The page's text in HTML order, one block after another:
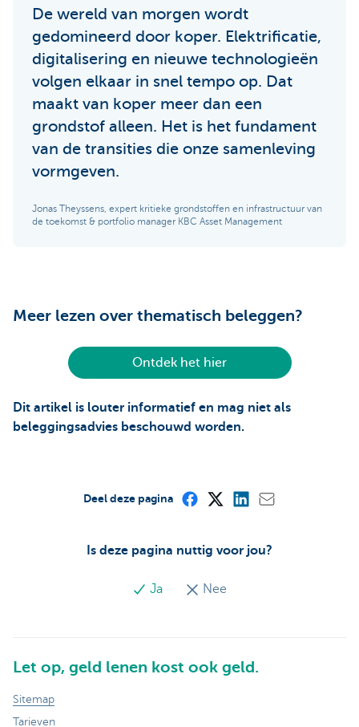
De wereld van morgen wordt
gedomineerd door koper. Elektrificatie,
digitalisering en nieuwe technologieën
volgen elkaar in snel tempo op. Dat
maakt van koper meer dan een
grondstof alleen. Het is het fundament
van de transities die onze samenleving
vormgeven.
Jonas Theyssens, expert kritieke grondstoffen en infrastructuur van
de toekomst & portfolio manager KBC Asset Management
Meer lezen over thematisch beleggen?
Ontdek het hier
Dit artikel is louter informatief en mag niet als
beleggingsadvies beschouwd worden.
Is deze pagina nuttig voor jou?
Ja Nee
Deel deze pagina
Let op, geld lenen kost ook geld.
Sitemap
Tarieven